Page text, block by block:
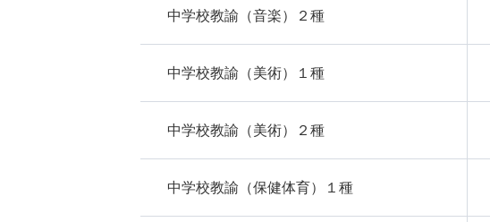
中学校教諭（音楽）２種
中学校教諭（美術）１種
中学校教諭（美術）２種
中学校教諭（保健体育）１種